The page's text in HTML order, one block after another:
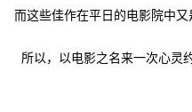
而这些佳作在平日的电影院中又
所以，以电影之名来一次心灵